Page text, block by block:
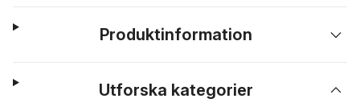
Produktinformation
Utforska kategorier